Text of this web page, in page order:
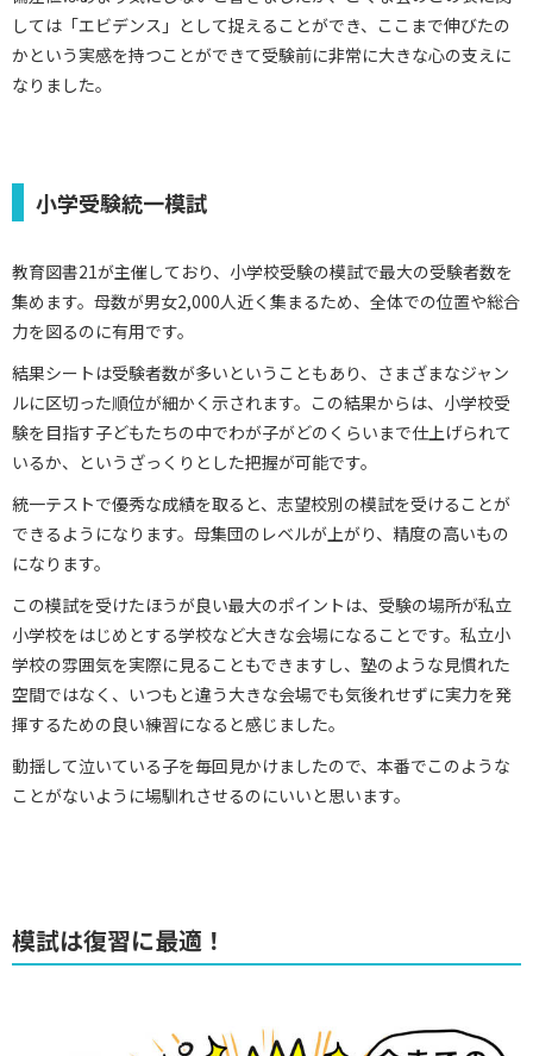
しては「エビデンス」として捉えることができ、ここまで伸びたの
かという実感を持つことができて受験前に非常に大きな心の支えに
なりました。
小学受験統一模試
教育図書21が主催しており、小学校受験の模試で最大の受験者数を
集めます。母数が男女2,000人近く集まるため、全体での位置や総合
力を図るのに有用です。
結果シートは受験者数が多いということもあり、さまざまなジャン
ルに区切った順位が細かく示されます。この結果からは、小学校受
験を目指す子どもたちの中でわが子がどのくらいまで仕上げられて
いるか、というざっくりとした把握が可能です。
統一テストで優秀な成績を取ると、志望校別の模試を受けることが
できるようになります。母集団のレベルが上がり、精度の高いもの
になります。
この模試を受けたほうが良い最大のポイントは、受験の場所が私立
小学校をはじめとする学校など大きな会場になることです。私立小
学校の雰囲気を実際に見ることもできますし、塾のような見慣れた
空間ではなく、いつもと違う大きな会場でも気後れせずに実力を発
揮するための良い練習になると感じました。
動揺して泣いている子を毎回見かけましたので、本番でこのような
ことがないように場馴れさせるのにいいと思います。
模試は復習に最適！